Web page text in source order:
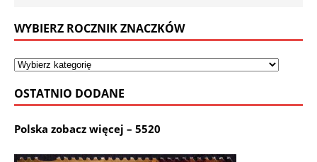
WYBIERZ ROCZNIK ZNACZKÓW
OSTATNIO DODANE
Polska zobacz więcej – 5520